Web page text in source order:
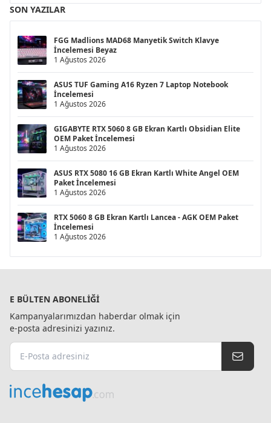
SON YAZILAR
FGG Madlions MAD68 Manyetik Switch Klavye
İncelemesi Beyaz
1 Ağustos 2026
ASUS TUF Gaming A16 Ryzen 7 Laptop Notebook
İncelemesi
1 Ağustos 2026
GIGABYTE RTX 5060 8 GB Ekran Kartlı Obsidian Elite
OEM Paket İncelemesi
1 Ağustos 2026
ASUS RTX 5080 16 GB Ekran Kartlı White Angel OEM
Paket İncelemesi
1 Ağustos 2026
RTX 5060 8 GB Ekran Kartlı Lancea - AGK OEM Paket
İncelemesi
1 Ağustos 2026
E BÜLTEN ABONELIĞI
Kampanyalarımızdan haberdar olmak için
e-posta adresinizi yazınız.